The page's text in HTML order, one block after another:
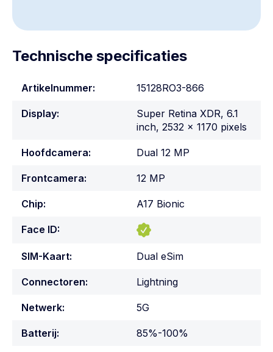
Technische specificaties
Artikelnummer: 15128RO3-866
Display:
Super Retina XDR, 6.1
inch, 2532 x 1170 pixels
Hoofdcamera: Dual 12 MP
Frontcamera: 12 MP
Chip: A17 Bionic
Face ID:
SIM-Kaart: Dual eSim
Connectoren: Lightning
Netwerk: 5G
Batterij: 85%-100%